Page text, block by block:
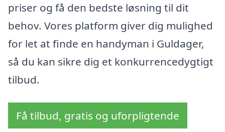
priser og få den bedste løsning til dit
behov. Vores platform giver dig mulighed
for let at finde en handyman i Guldager,
så du kan sikre dig et konkurrencedygtigt
tilbud.
Få tilbud, gratis og uforpligtende